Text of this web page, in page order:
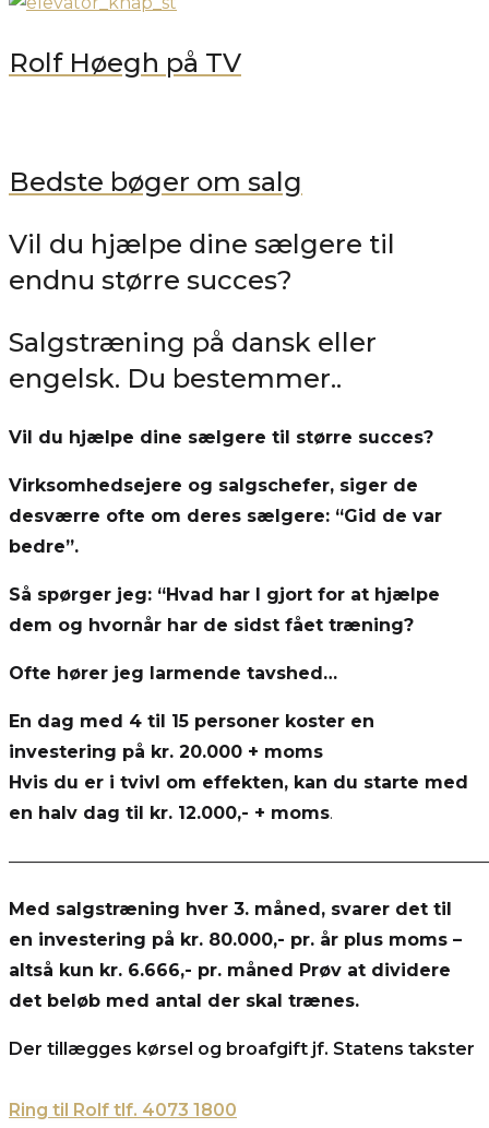
Rolf Høegh på TV
Bedste bøger om salg
Vil du hjælpe dine sælgere til
endnu større succes?
Salgstræning på dansk eller
engelsk. Du bestemmer..
Vil du hjælpe dine sælgere til større succes?
Virksomhedsejere og salgschefer, siger de
desværre ofte om deres sælgere: “Gid de var
bedre”.
Så spørger jeg: “Hvad har I gjort for at hjælpe
dem og hvornår har de sidst fået træning?
Ofte hører jeg larmende tavshed…
En dag med 4 til 15 personer koster en
investering på kr. 20.000 + moms
Hvis du er i tvivl om effekten, kan du starte med
en halv dag til kr. 12.000,- + moms.
Med salgstræning hver 3. måned, svarer det til
en investering på kr. 80.000,- pr. år plus moms –
altså kun kr. 6.666,- pr. måned Prøv at dividere
det beløb med antal der skal trænes.
Der tillægges kørsel og broafgift jf. Statens takster
Ring til Rolf tlf. 4073 1800